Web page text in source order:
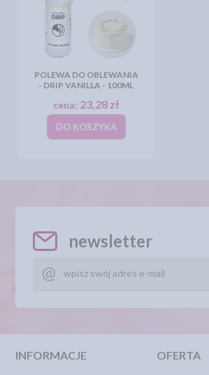
POLEWA DO OBLEWANIA
- DRIP VANILLA - 100ML
cena: 23,28 zł
DO KOSZYKA
newsletter
INFORMACJE OFERTA